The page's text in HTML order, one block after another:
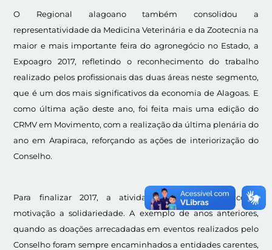
O Regional alagoano também consolidou a
representatividade da Medicina Veterinária e da Zootecnia na
maior e mais importante feira do agronegócio no Estado, a
Expoagro 2017, refletindo o reconhecimento do trabalho
realizado pelos profissionais das duas áreas neste segmento,
que é um dos mais significativos da economia de Alagoas. E
como última ação deste ano, foi feita mais uma edição do
CRMV em Movimento, com a realização da última plenária do
ano em Arapiraca, reforçando as ações de interiorização do
Conselho.
Para finalizar 2017, a atividade escolhida teve como
motivação a solidariedade. A exemplo de anos anteriores,
quando as doações arrecadadas em eventos realizados pelo
Conselho foram sempre encaminhados a entidades carentes,